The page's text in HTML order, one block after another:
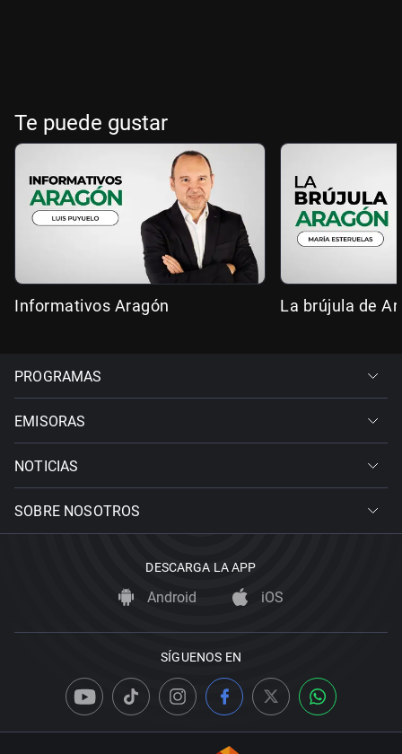
Te puede gustar
Informativos Aragón La brújula de
PROGRAMAS
EMISORAS
NOTICIAS
SOBRE NOSOTROS
DESCARGA LA APP
Android iOS
SÍGUENOS EN